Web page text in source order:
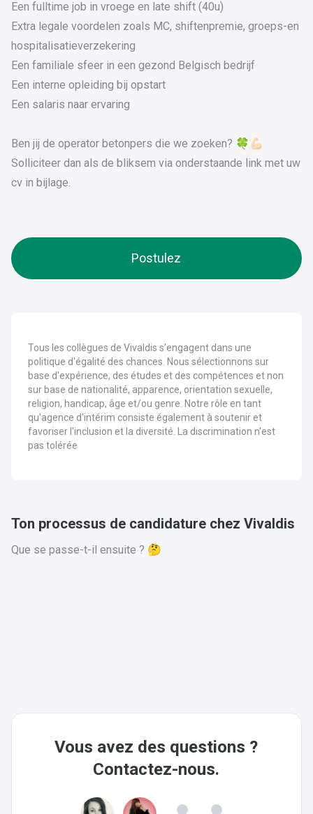
Een fulltime job in vroege en late shift (40u)
Extra legale voordelen zoals MC, shiftenpremie, groeps-en
hospitalisatieverzekering
Een familiale sfeer in een gezond Belgisch bedrijf
Een interne opleiding bij opstart
Een salaris naar ervaring
Ben jij de operator betonpers die we zoeken? 🍀💪🏻
Solliciteer dan als de bliksem via onderstaande link met uw
cv in bijlage.
Postulez
Tous les collègues de Vivaldis s'engagent dans une
politique d'égalité des chances. Nous sélectionnons sur
base d'expérience, des études et des compétences et non
sur base de nationalité, apparence, orientation sexuelle,
religion, handicap, âge et/ou genre. Notre rôle en tant
qu'agence d'intérim consiste également à soutenir et
favoriser l'inclusion et la diversité. La discrimination n'est
pas tolérée
Ton processus de candidature chez Vivaldis
Que se passe-t-il ensuite ? 🤔
Vous avez des questions ?
Contactez-nous.